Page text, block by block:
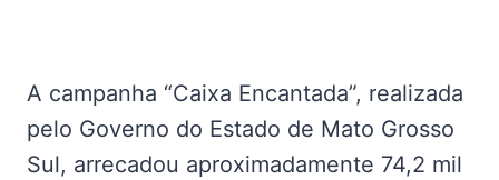
A campanha “Caixa Encantada”, realizada
pelo Governo do Estado de Mato Grosso
Sul, arrecadou aproximadamente 74,2 mil